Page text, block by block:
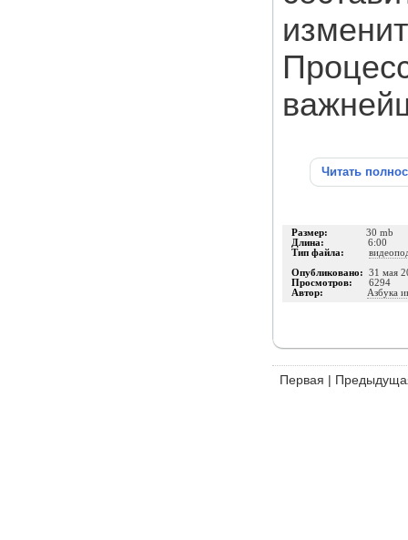
Читать
Размер: 30 mb
Длина: 6:00
Тип файла:
Опубликовано: 31 мая
Просмотров: 6294
Автор: Азбука
Первая |